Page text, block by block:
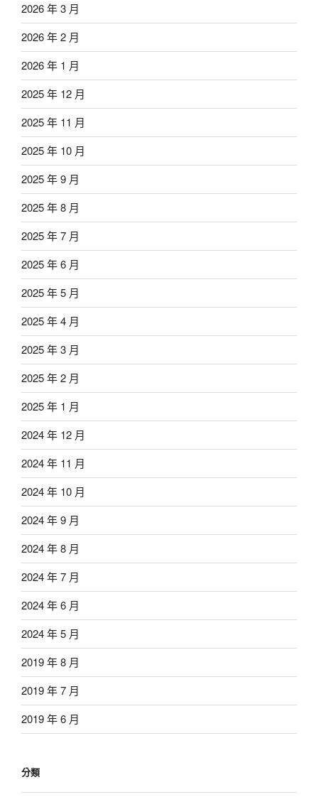
2026 年 3 月
2026 年 2 月
2026 年 1 月
2025 年 12 月
2025 年 11 月
2025 年 10 月
2025 年 9 月
2025 年 8 月
2025 年 7 月
2025 年 6 月
2025 年 5 月
2025 年 4 月
2025 年 3 月
2025 年 2 月
2025 年 1 月
2024 年 12 月
2024 年 11 月
2024 年 10 月
2024 年 9 月
2024 年 8 月
2024 年 7 月
2024 年 6 月
2024 年 5 月
2019 年 8 月
2019 年 7 月
2019 年 6 月
分類